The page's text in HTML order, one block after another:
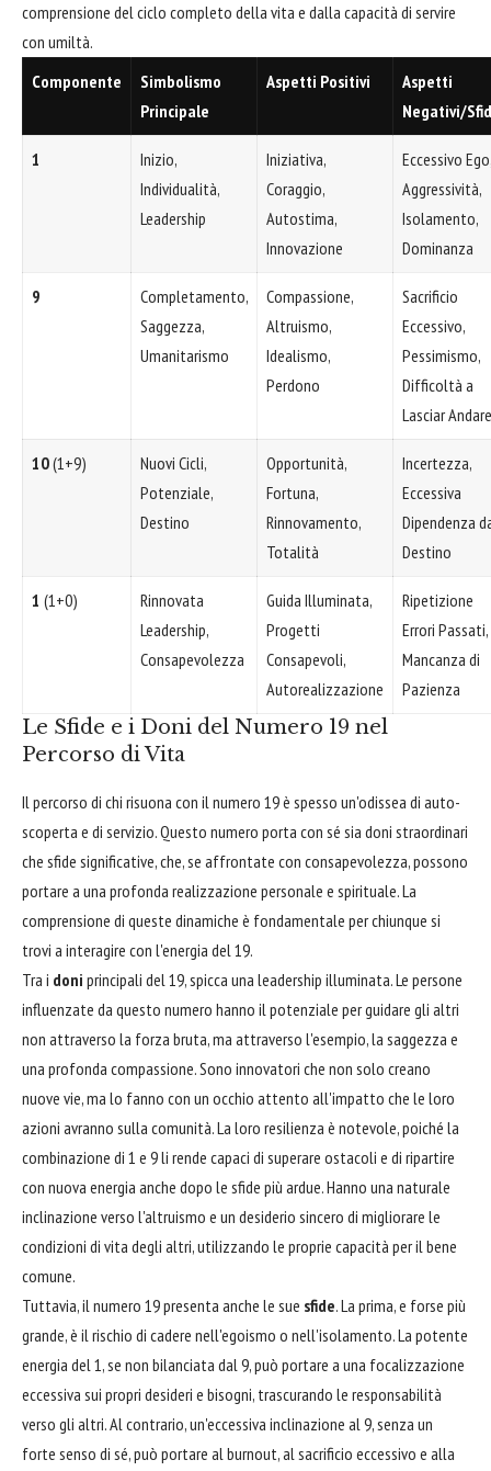
comprensione del ciclo completo della vita e dalla capacità di servire
con umiltà.
Componente
Simbolismo
Principale
Aspetti Positivi
Aspetti
Negativi/
1
Inizio,
Individualità,
Leadership
Iniziativa,
Coraggio,
Autostima,
Innovazione
Eccessivo
Aggressività,
Isolamento,
Dominanza
9
Completamento,
Saggezza,
Umanitarismo
Compassione,
Altruismo,
Idealismo,
Perdono
Sacrificio
Eccessivo,
Pessimismo,
Difficoltà a
Lasciar Andare
10(1+9)
Nuovi Cicli,
Potenziale,
Destino
Opportunità,
Fortuna,
Rinnovamento,
Totalità
Incertezza,
Eccessiva
Dipendenza
Destino
1 (1+0)
Rinnovata
Leadership,
Consapevolezza
Guida Illuminata,
Progetti
Consapevoli,
Autorealizzazione
Ripetizione
Errori Passati,
Mancanza di
Pazienza
Le Sfide e i Doni del Numero 19 nel
Percorso di Vita
Il percorso di chi risuona con il numero 19 è spesso un'odissea di auto-
scoperta e di servizio. Questo numero porta con sé sia doni straordinari
che sfide significative, che, se affrontate con consapevolezza, possono
portare a una profonda realizzazione personale e spirituale. La
comprensione di queste dinamiche è fondamentale per chiunque si
trovi a interagire con l'energia del 19.
Tra i doni principali del 19, spicca una leadership illuminata. Le persone
influenzate da questo numero hanno il potenziale per guidare gli altri
non attraverso la forza bruta, ma attraverso l'esempio, la saggezza e
una profonda compassione. Sono innovatori che non solo creano
nuove vie, ma lo fanno con un occhio attento all'impatto che le loro
azioni avranno sulla comunità. La loro resilienza è notevole, poiché la
combinazione di 1 e 9 li rende capaci di superare ostacoli e di ripartire
con nuova energia anche dopo le sfide più ardue. Hanno una naturale
inclinazione verso l'altruismo e un desiderio sincero di migliorare le
condizioni di vita degli altri, utilizzando le proprie capacità per il bene
comune.
Tuttavia, il numero 19 presenta anche le sue sfide. La prima, e forse più
grande, è il rischio di cadere nell'egoismo o nell'isolamento. La potente
energia del 1, se non bilanciata dal 9, può portare a una focalizzazione
eccessiva sui propri desideri e bisogni, trascurando le responsabilità
verso gli altri. Al contrario, un'eccessiva inclinazione al 9, senza un
forte senso di sé, può portare al burnout, al sacrificio eccessivo e alla